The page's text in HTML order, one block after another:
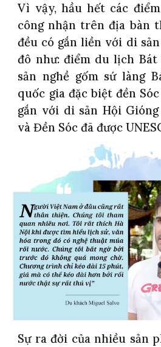
Vì vậy, hầu hết các
công nhận trên địa bàn
đều có gắn liền với di
đô như: điểm du lịch
sản nghề gốm sứ làng
quốc gia đặc biệt đền
gắn với di sản Hội
và Đền Sóc đã được
Sự ra đời của nhiều sản